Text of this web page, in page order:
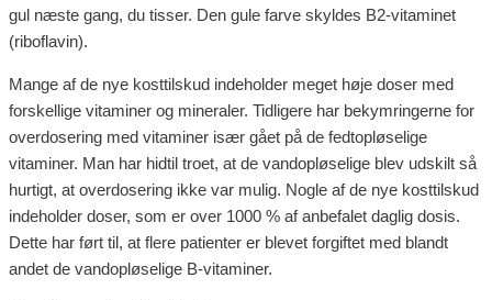
gul næste gang, du tisser. Den gule farve skyldes B2-vitaminet
(riboflavin).
Mange af de nye kosttilskud indeholder meget høje doser med
forskellige vitaminer og mineraler. Tidligere har bekymringerne for
overdosering med vitaminer især gået på de fedtopløselige
vitaminer. Man har hidtil troet, at de vandopløselige blev udskilt så
hurtigt, at overdosering ikke var mulig. Nogle af de nye kosttilskud
indeholder doser, som er over 1000 % af anbefalet daglig dosis.
Dette har ført til, at flere patienter er blevet forgiftet med blandt
andet de vandopløselige B-vitaminer.